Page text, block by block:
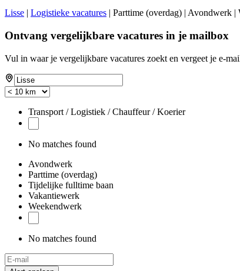
Lisse | Logistieke vacatures | Parttime (overdag) | Avondwerk
Ontvang vergelijkbare vacatures in je mailbox
Vul in waar je vergelijkbare vacatures zoekt en vergeet je e-
Transport / Logistiek / Chauffeur / Koerier
No matches found
Avondwerk
Parttime (overdag)
Tijdelijke fulltime baan
Vakantiewerk
Weekendwerk
No matches found